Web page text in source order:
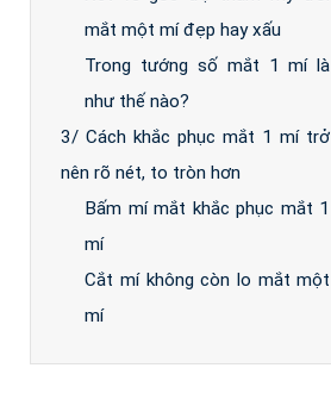
mắt một mí đẹp hay xấu
Trong tướng số mắt 1 mí là
như thế nào?
3/ Cách khắc phục mắt 1 mí trở
nên rõ nét, to tròn hơn
Bấm mí mắt khắc phục mắt 1
mí
Cắt mí không còn lo mắt một
mí